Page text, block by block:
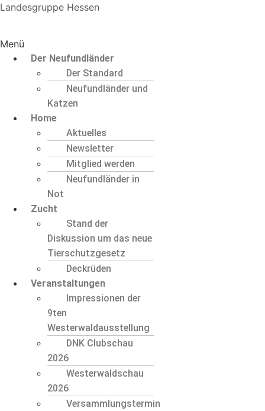
Landesgruppe Hessen
Menü
Der Neufundländer
Der Standard
Neufundländer und
Katzen
Home
Aktuelles
Newsletter
Mitglied werden
Neufundländer in
Not
Zucht
Stand der
Diskussion um das neue
Tierschutzgesetz
Deckrüden
Veranstaltungen
Impressionen der
9ten
Westerwaldausstellung
DNK Clubschau
2026
Westerwaldschau
2026
Versammlungstermin